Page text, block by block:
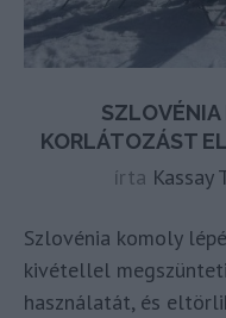
KORLÁTOZÁST
írta Kassay
Szlovénia komoly
kivétellel
használatát, és